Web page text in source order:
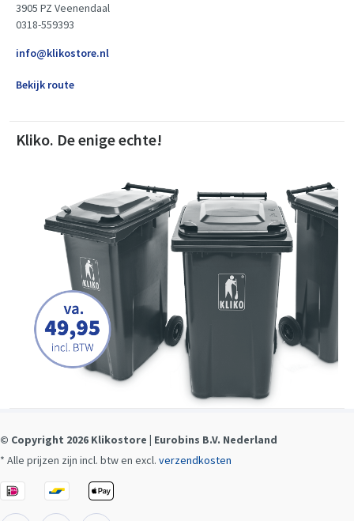
3905 PZ Veenendaal
0318-559393
info@klikostore.nl
Bekijk route
Kliko. De enige echte!
© Copyright 2026 Klikostore | Eurobins B.V. Nederland
* Alle prijzen zijn incl. btw en excl. verzendkosten